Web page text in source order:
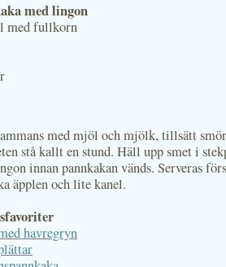
med lingon
med fullkorn
med mjöl och mjölk, tillsätt
stå kallt en stund. Häll upp smet i
innan pannkakan vänds. Serveras
äpplen och lite kanel.
havregryn